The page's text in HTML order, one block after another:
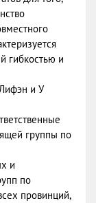
гибкостью и
и У
группы по
и
по
провинций,